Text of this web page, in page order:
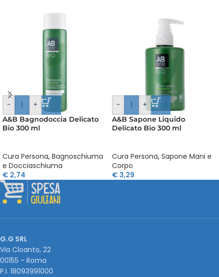
- +
A&B Bagnodoccia Delicato
Bio 300 ml
Cura Persona, Bagnoschiuma
e Docciaschiuma
€ 2,74
- +
A&B Sapone Liquido
Delicato Bio 300 ml
Cura Persona, Sapone Mani e
Corpo
€ 3,29
G.G SRL
Via Cloanto, 22
00155 - Roma
P.I. ‭18093991000